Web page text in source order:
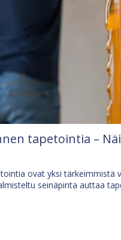
tapetointia –
ovat yksi tärkeimmistä
seinäpinta auttaa